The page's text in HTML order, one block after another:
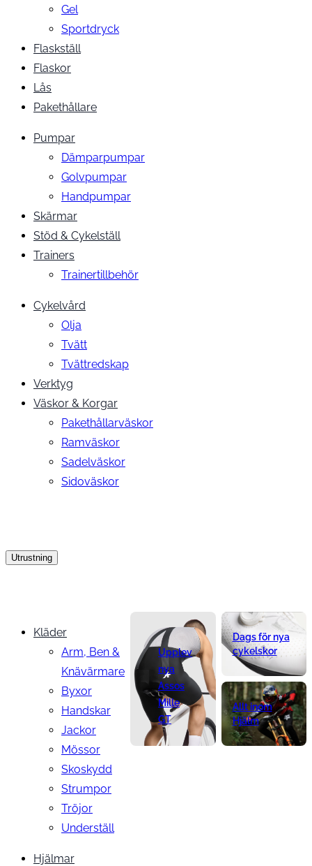
Gel
Sportdryck
Flaskställ
Flaskor
Lås
Pakethållare
Pumpar
Dämparpumpar
Golvpumpar
Handpumpar
Skärmar
Stöd & Cykelställ
Trainers
Trainertillbehör
Cykelvård
Olja
Tvätt
Tvättredskap
Verktyg
Väskor & Korgar
Pakethållarväskor
Ramväskor
Sadelväskor
Sidoväskor
Utrustning
Kläder
Arm, Ben &
Knävärmare
Byxor
Handskar
Jackor
Mössor
Skoskydd
Strumpor
Tröjor
Underställ
Hjälmar
Upplev
nya
Assos
Mille
GT
Dags för nya
cykelskor
Allt inom
Hjälm